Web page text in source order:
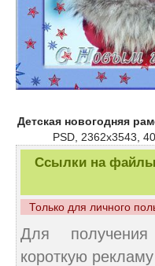
Детская новогодняя
PSD, 2362х3543,
Ссылки на файлы
Только для личного
Для
короткую рекламу